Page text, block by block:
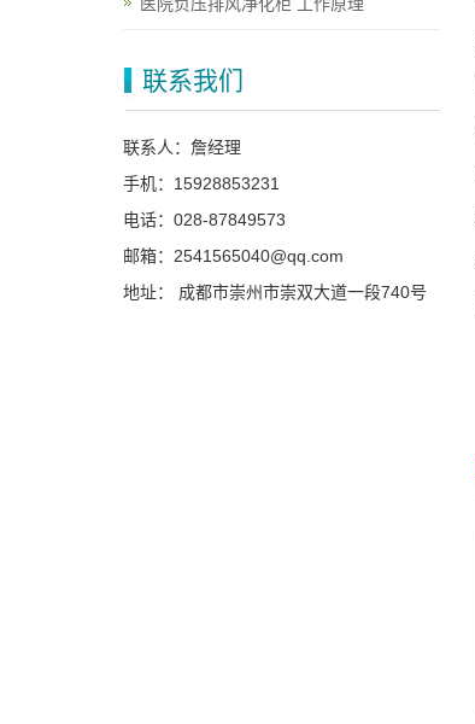
联系我们
联系人：詹经理
手机：15928853231
电话：028-87849573
邮箱：2541565040@qq.com
地址： 成都市崇州市崇双大道一段740号